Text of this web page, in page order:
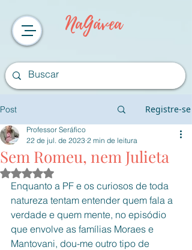
NaGávea
Post Registre-se
Sem Romeu, nem Julieta
Professor Seráfico
22 de jul. de 2023 2 min de leitura
Avaliado com NaN de 5 estrelas.
Enquanto a PF e os curiosos de toda
natureza tentam entender quem fala a
verdade e quem mente, no episódio
que envolve as famílias Moraes e
Mantovani, dou-me outro tipo de